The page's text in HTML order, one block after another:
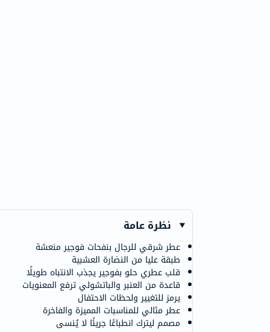
نظرة عامة
عطر شرقي للرجال بنفحات فوجير منعشة
طبقة عليا من النضارة العشبية
قلب عطري حلو بفوجير يجذب الانتباه طويلًا
قاعدة من العنبر والباتشولي ترفع المعنويات
يرمز للتغيير ولحظات الاحتفال
عطر مثالي للمناسبات المميزة والفاخرة
مصمم ليترك انطباعًا جريئًا لا يُنسى